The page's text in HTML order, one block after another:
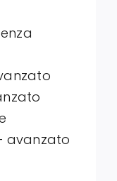
avanzato